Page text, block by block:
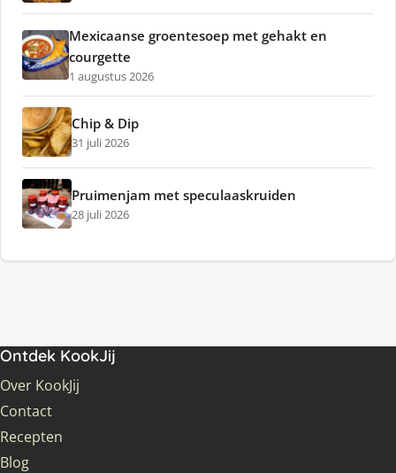
Mexicaanse groentesoep met gehakt en
courgette
1 augustus 2026
Chip & Dip
31 juli 2026
Pruimenjam met speculaaskruiden
28 juli 2026
Ontdek KookJij
Over KookJij
Contact
Recepten
Blog